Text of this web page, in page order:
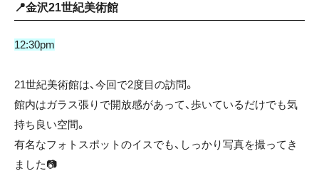
📍金沢21世紀美術館
12:30pm
21世紀美術館は、今回で2度目の訪問。
館内はガラス張りで開放感があって、歩いているだけでも気
持ち良い空間。
有名なフォトスポットのイスでも、しっかり写真を撮ってき
ました📷